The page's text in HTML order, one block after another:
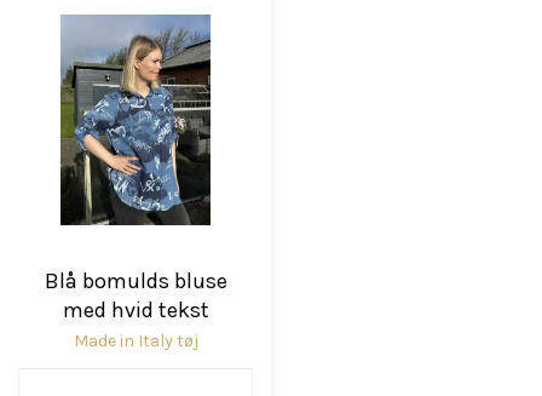
Blå bomulds bluse
med hvid tekst
Made in Italy tøj